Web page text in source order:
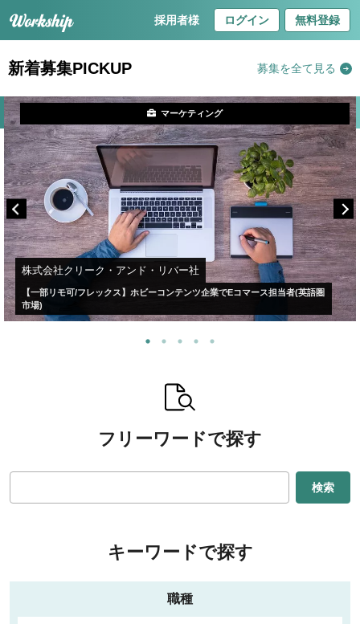
採用者様 ログイン 無料登録
新着募集PICKUP 募集を全て見る
株式会社クリーク・アンド・リバー社
【一部リモ可/フレックス】ホビーコンテンツ企業でEコマース担当者(英語圏
市場)
マーケティング
フリーワードで探す
検索
キーワードで探す
職種